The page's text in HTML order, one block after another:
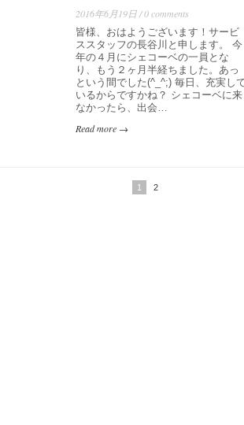
2016年6月19日 / 0 comments
皆様、おはようございます！サービ
ススタッフの長谷川と申します。 今
年の４月にシェコーベの一員とな
り、もう２ヶ月半経ちました。あっ
という間でした(^_^;) 毎日、充実し
いるからですかね？ シェコーベに来
なかったら、出会…
Read more →
1 2